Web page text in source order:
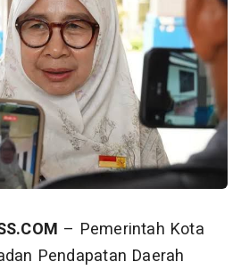
– Pemerintah Kota
Pendapatan Daerah